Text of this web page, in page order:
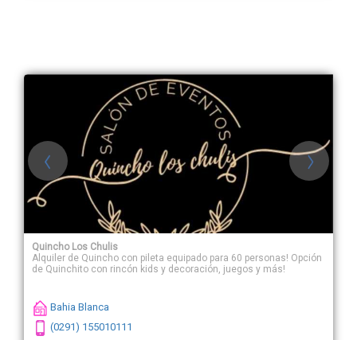
Quincho Los Chulis
Alquiler de Quincho con pileta equipado para 60 personas! Opción
de Quinchito con rincón kids y decoración, juegos y más!
Bahia Blanca
(0291) 155010111